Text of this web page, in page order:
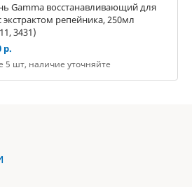
Gamma восстанавливающий для
экстрактом репейника, 250мл
3431)
р.
5 шт, наличие уточняйте